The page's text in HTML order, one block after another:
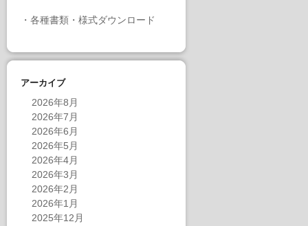
・ 各種書類・様式ダウンロード
アーカイブ
2026年8月
2026年7月
2026年6月
2026年5月
2026年4月
2026年3月
2026年2月
2026年1月
2025年12月